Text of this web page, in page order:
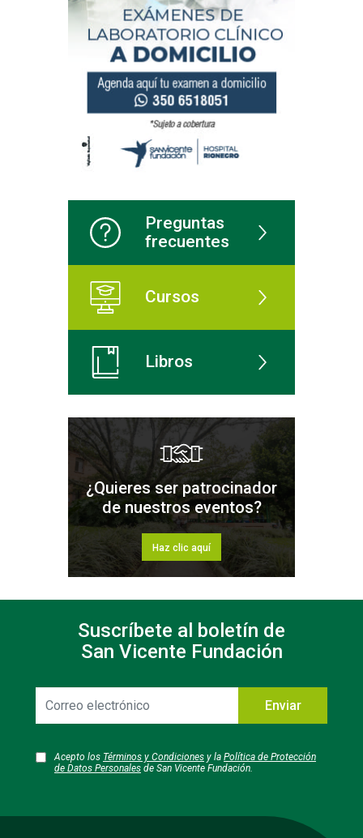
Preguntas
frecuentes
Cursos
Libros
¿Quieres ser patrocinador
de nuestros eventos?
Haz clic aquí
Suscríbete al boletín de
San Vicente Fundación
electrónico
Acepto los Términos y Condiciones y la Política de Protección
de Datos Personales de San Vicente Fundación.
Enviar